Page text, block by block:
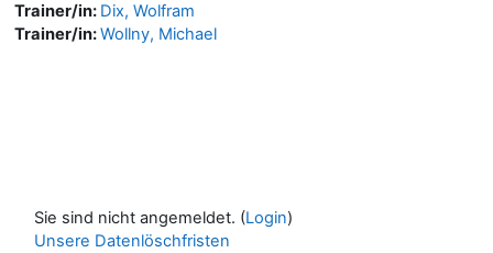
Trainer/in: Dix, Wolfram
Trainer/in:Wollny, Michael
Sie sind nicht angemeldet. (Login)
Unsere Datenlöschfristen